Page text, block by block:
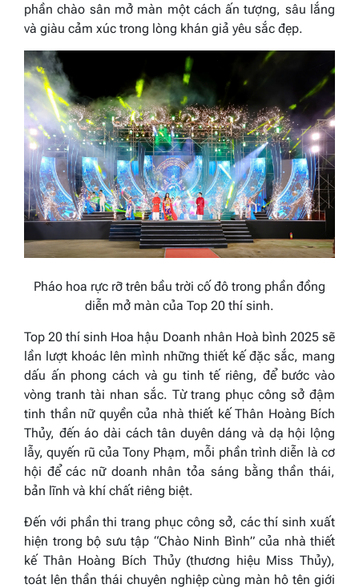
phần chào sân mở màn một cách ấn tượng, sâu lắng
và giàu cảm xúc trong lòng khán giả yêu sắc đẹp.
Pháo hoa rực rỡ trên bầu trời cố đô trong phần đồng
diễn mở màn của Top 20 thí sinh.
Top 20 thí sinh Hoa hậu Doanh nhân Hoà bình 2025 sẽ
lần lượt khoác lên mình những thiết kế đặc sắc, mang
dấu ấn phong cách và gu tinh tế riêng, để bước vào
vòng tranh tài nhan sắc. Từ trang phục công sở đậm
tinh thần nữ quyền của nhà thiết kế Thân Hoàng Bích
Thủy, đến áo dài cách tân duyên dáng và dạ hội lộng
lẫy, quyến rũ của Tony Phạm, mỗi phần trình diễn là cơ
hội để các nữ doanh nhân tỏa sáng bằng thần thái,
bản lĩnh và khí chất riêng biệt.
Đến với phần thi trang phục công sở, các thí sinh xuất
hiện trong bộ sưu tập “Chào Ninh Bình”của nhà thiết
kế Thân Hoàng Bích Thủy (thương hiệu Miss Thủy),
toát lên thần thái chuyên nghiệp cùng màn hô tên giới